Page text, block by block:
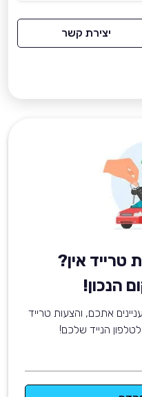
יצירת קשר
אין?
הנכון!
אתכם, והצעות טרייד
לטלפון הנייד שלכם!